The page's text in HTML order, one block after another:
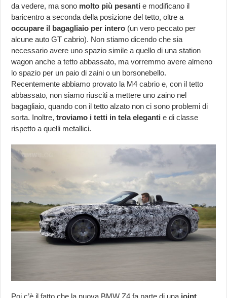
da vedere, ma sono molto più pesanti e modificano il
baricentro a seconda della posizione del tetto, oltre a
occupare il bagagliaio per intero (un vero peccato per
alcune auto GT cabrio). Non stiamo dicendo che sia
necessario avere uno spazio simile a quello di una station
wagon anche a tetto abbassato, ma vorremmo avere almeno
lo spazio per un paio di zaini o un borsonebello.
Recentemente abbiamo provato la M4 cabrio e, con il tetto
abbassato, non siamo riusciti a mettere uno zaino nel
bagagliaio, quando con il tetto alzato non ci sono problemi di
sorta. Inoltre, troviamo i tetti in tela eleganti e di classe
rispetto a quelli metallici.
Poi c’è il fatto che la nuova BMW Z4 fa parte di una joint